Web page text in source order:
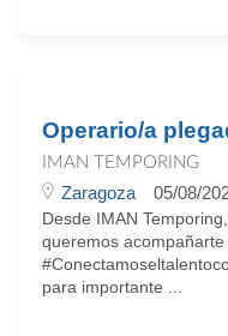
Operario/a
IMAN TEMPORING
Zaragoza 05/08/
Desde IMAN
queremos
para importante ...